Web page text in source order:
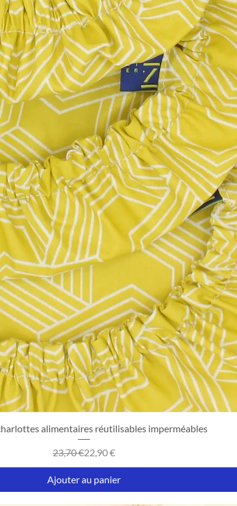
Aperçu rapide
alimentaires réutilisables imperméables
Prix original
23,70 €Prix promotionnel
22,90 €
Ajouter au panier